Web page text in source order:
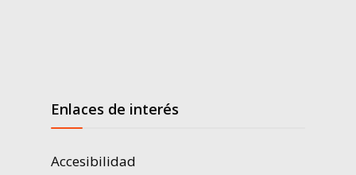
Enlaces de interés
Accesibilidad